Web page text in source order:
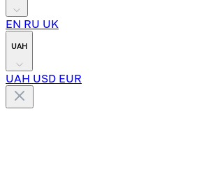
EN RU UK
UAH
UAH USD EUR